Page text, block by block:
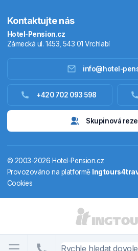
Ubytování
Termály
Chaty a
DE
Kontaktujte nás
Hotel-Pension.cz
Zámecká ul. 1453, 543 01 Vrchlabí
info@hotel-
+420 702 093 598
Skupinová
© 2003-2026 Hotel-Pension.cz
Provozováno na platformě
Cookies